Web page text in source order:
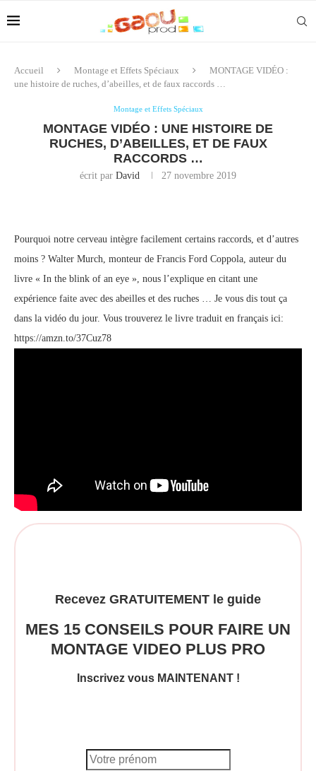
Accueil Montage et Effets Spéciaux
MONTAGE VIDÉO :
une histoire de ruches, d’abeilles, et de faux raccords …
Montage et Effets Spéciaux
MONTAGE VIDÉO : UNE HISTOIRE DE
RUCHES, D’ABEILLES, ET DE FAUX
RACCORDS …
écrit par David 27 novembre 2019
Pourquoi notre cerveau intègre facilement certains raccords, et d’autres
moins ? Walter Murch, monteur de Francis Ford Coppola, auteur du
livre « In the blink of an eye », nous l’explique en citant une
expérience faite avec des abeilles et des ruches … Je vous dis tout ça
dans la vidéo du jour. Vous trouverez le livre traduit en français ici:
https://amzn.to/37Cuz78
Recevez GRATUITEMENT le guide
MES 15 CONSEILS POUR FAIRE UN
MONTAGE VIDEO PLUS PRO
Inscrivez vous MAINTENANT !